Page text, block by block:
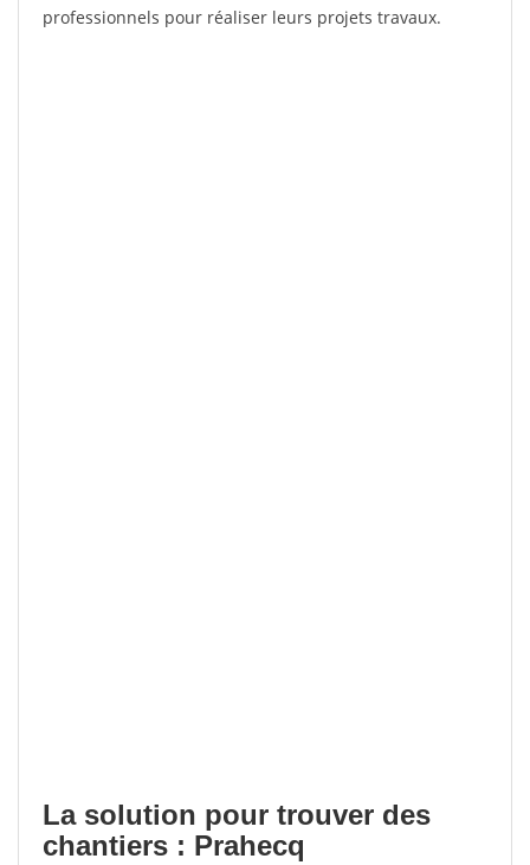
professionnels pour réaliser leurs projets travaux.
La solution pour trouver des
chantiers : Prahecq